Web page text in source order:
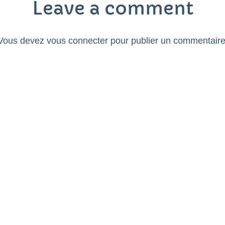
Leave a comment
devez vous connecterpour publier un